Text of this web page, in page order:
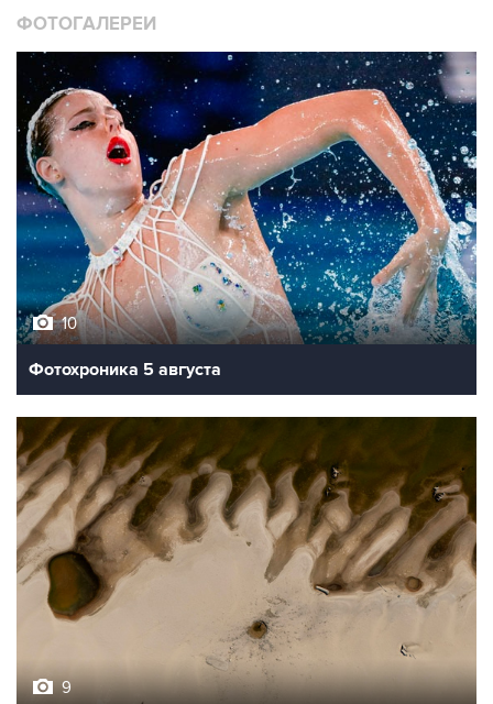
ФОТОГАЛЕРЕИ
10
Фотохроника 5 августа
9